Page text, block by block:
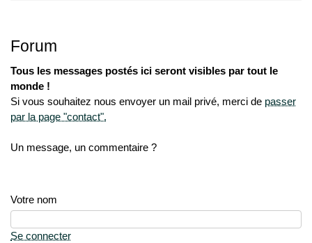
Forum
Tous les messages postés ici seront visibles par tout le
monde !
Si vous souhaitez nous envoyer un mail privé, merci de passer
par la page "contact".
Un message, un commentaire ?
Votre nom
Se connecter